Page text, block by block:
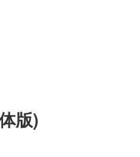
版)